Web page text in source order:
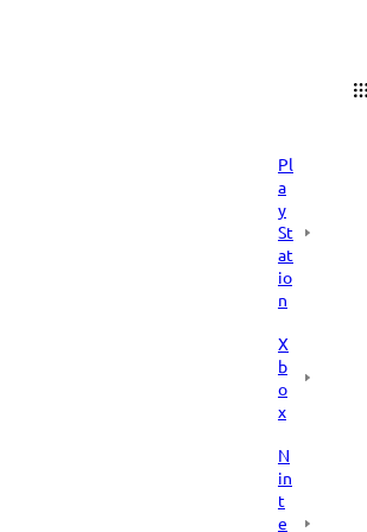
Pl
a
y
St
at
io
n
X
b
o
x
N
in
t
e